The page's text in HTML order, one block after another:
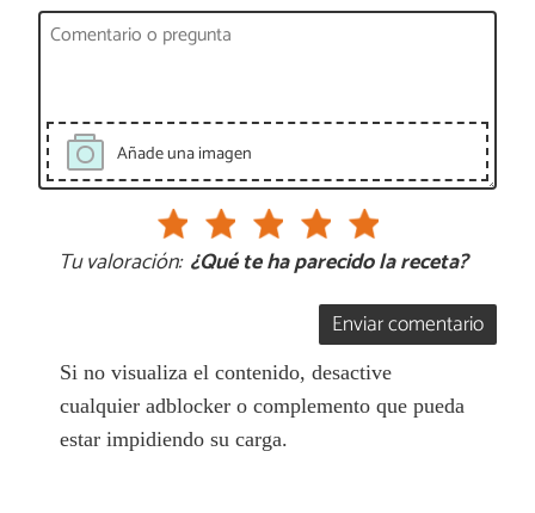
Añade una imagen
Tu valoración: ¿Qué te ha parecido la receta?
Enviar comentario
Si no visualiza el contenido, desactive
cualquier adblocker o complemento que pueda
estar impidiendo su carga.